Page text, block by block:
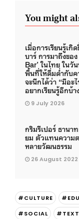
You might
เมื่อการเรียนรู้เกิ
บาร์ การมาถึงขอ
Bar’ ในไทย ในวั
พื้นที่ให้ดื่มด่ำกับค
จะนึกได้ว่า “มีอะไ
อยากเรียนรู้อีกบ้า
9 July 2026
กริมรีเปอร์ ธาน
ยม ตัวแทนความ
หลายวัฒนธรรม
26 August 2022
#CULTURE
#SOCIAL